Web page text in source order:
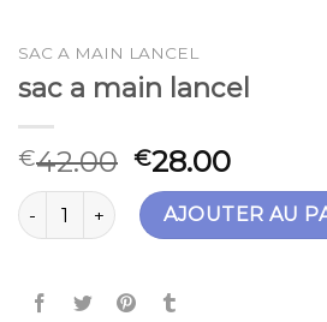
SAC A MAIN LANCEL
sac a main lancel
€42.00 €28.00
quantité de sac a main lancel
AJOUTER AU